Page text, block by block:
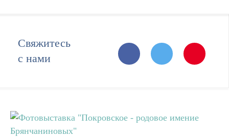
Свяжитесь
с нами